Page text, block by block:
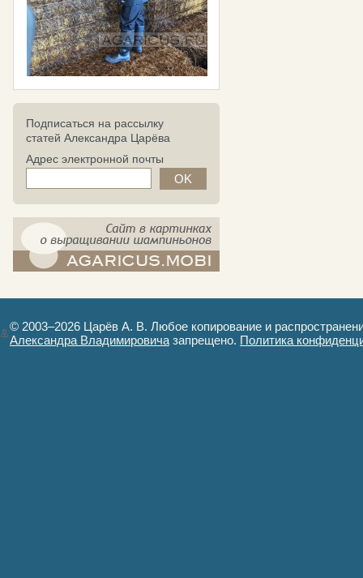
Подписаться на рассылку
статей Александра Царёва
Адрес электронной почты
© 2003–2026 Царёв А. В. Любое копирование и
Александра Владимировича запрещено. Политика
Авторизация